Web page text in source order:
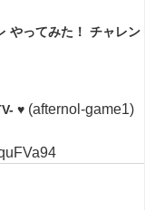
やってみた！ チャレン
♥ (afternol-game1)